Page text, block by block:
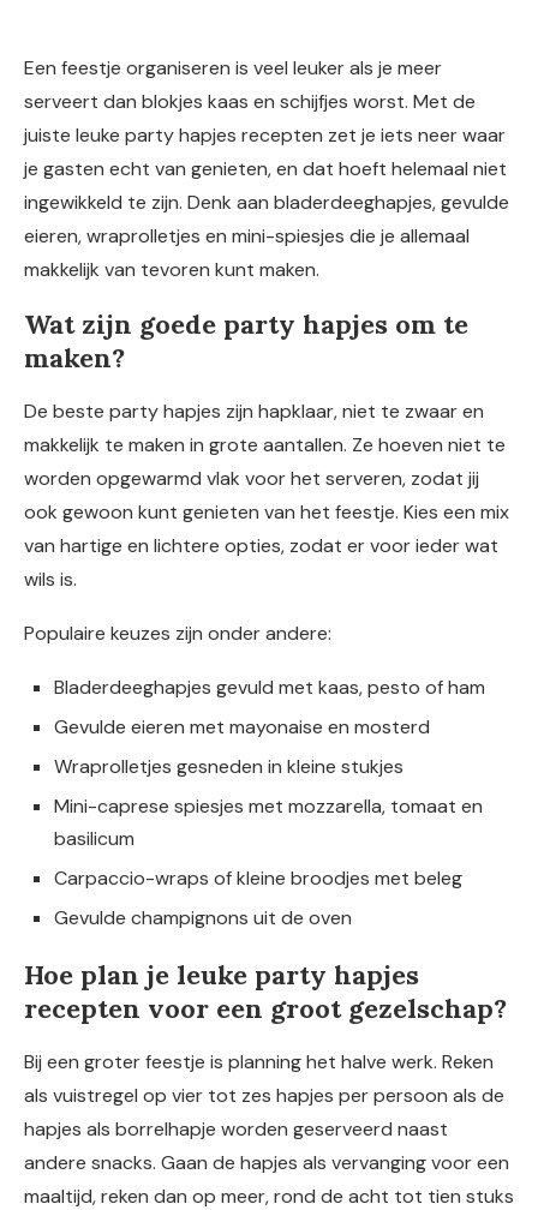
Een feestje organiseren is veel leuker als je meer
serveert dan blokjes kaas en schijfjes worst. Met de
juiste leuke party hapjes recepten zet je iets neer waar
je gasten echt van genieten, en dat hoeft helemaal niet
ingewikkeld te zijn. Denk aan bladerdeeghapjes, gevulde
eieren, wraprolletjes en mini-spiesjes die je allemaal
makkelijk van tevoren kunt maken.
Wat zijn goede party hapjes om te
maken?
De beste party hapjes zijn hapklaar, niet te zwaar en
makkelijk te maken in grote aantallen. Ze hoeven niet te
worden opgewarmd vlak voor het serveren, zodat jij
ook gewoon kunt genieten van het feestje. Kies een mix
van hartige en lichtere opties, zodat er voor ieder wat
wils is.
Populaire keuzes zijn onder andere:
Bladerdeeghapjes gevuld met kaas, pesto of ham
Gevulde eieren met mayonaise en mosterd
Wraprolletjes gesneden in kleine stukjes
Mini-caprese spiesjes met mozzarella, tomaat en
basilicum
Carpaccio-wraps of kleine broodjes met beleg
Gevulde champignons uit de oven
Hoe plan je leuke party hapjes
recepten voor een groot gezelschap?
Bij een groter feestje is planning het halve werk. Reken
als vuistregel op vier tot zes hapjes per persoon als de
hapjes als borrelhapje worden geserveerd naast
andere snacks. Gaan de hapjes als vervanging voor een
maaltijd, reken dan op meer, rond de acht tot tien stuks